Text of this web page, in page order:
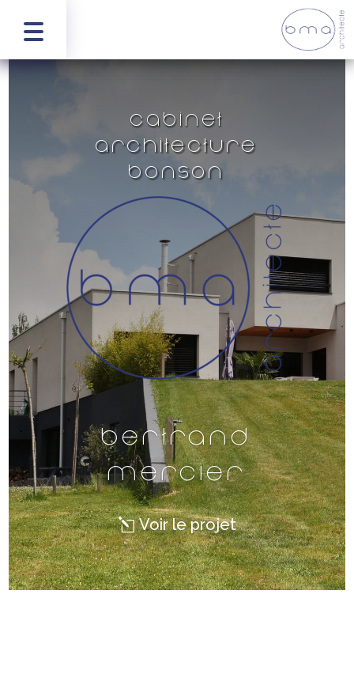
Cabinet
architecture
Bonson
Bertrand
Mercier
Voir le projet